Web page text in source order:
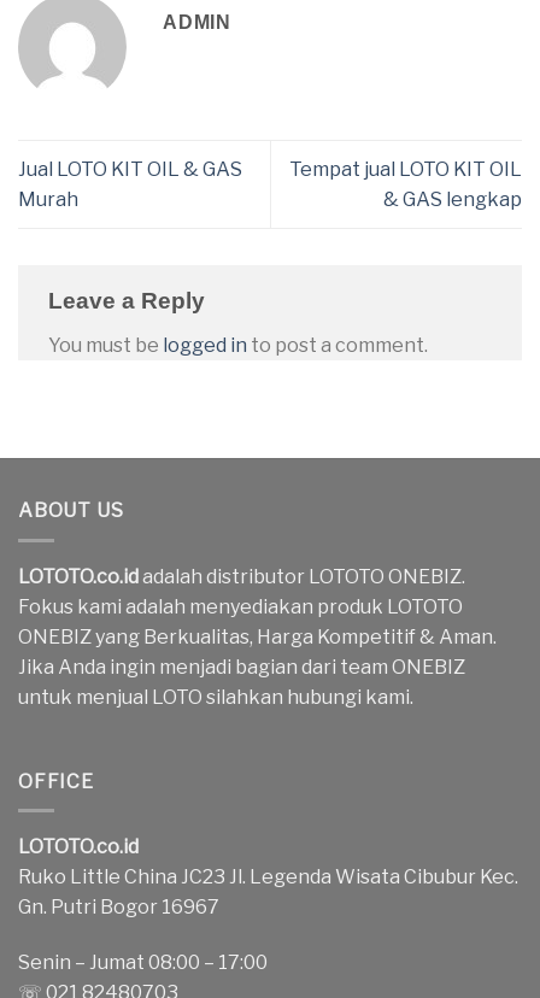
ADMIN
Jual LOTO KIT OIL & GAS
Murah
Tempat jual LOTO KIT OIL
& GAS lengkap
Leave a Reply
You must be logged in to post a comment.
ABOUT US
LOTOTO.co.idadalah distributor LOTOTO ONEBIZ.
Fokus kami adalah menyediakan produk LOTOTO
ONEBIZ yang Berkualitas, Harga Kompetitif & Aman.
Jika Anda ingin menjadi bagian dari team ONEBIZ
untuk menjual LOTO silahkan hubungi kami.
OFFICE
LOTOTO.co.id
Ruko Little China JC23 Jl. Legenda Wisata Cibubur Kec.
Gn. Putri Bogor 16967
Senin – Jumat 08:00 – 17:00
☏ 021 82480703